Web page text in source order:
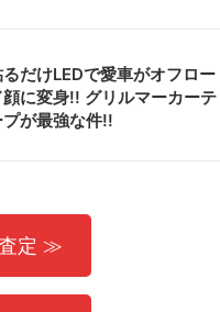
るだけLEDで愛車がオフロー
顔に変身!! グリルマーカーテ
プが最強な件!!
定 ≫